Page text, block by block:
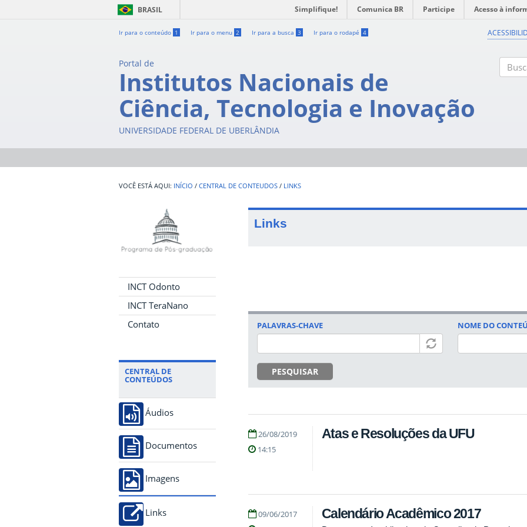
BRASIL Simplifique! Comunica BR Participe Acesso à
Ir para o conteúdo 1 Ir para o menu 2 Ir para a busca 3 Ir para o rodapé 4
Portal de
Institutos Nacionais de
Ciência, Tecnologia e Inovação
UNIVERSIDADE FEDERAL DE UBERLÂNDIA
INÍCIO / CENTRAL DE CONTEUDOS / LINKS
INCT Odonto
INCT TeraNano
Contato
CENTRAL DE
CONTEÚDOS
Áudios
Documentos
Imagens
Links
Links
PALAVRAS-CHAVE
PESQUISAR
NOME DO
26/08/2019
14:15
Atas e Resoluções da UFU
09/06/2017
Calendário Acadêmico 2017